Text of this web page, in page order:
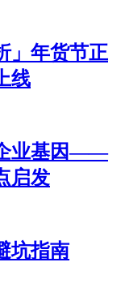
」年货节正
线
业基因——
启发
坑指南